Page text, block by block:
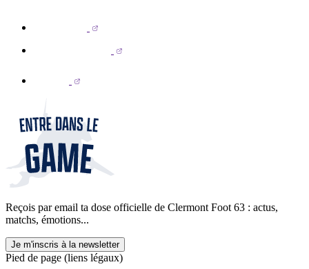
Reçois par email ta dose officielle de Clermont Foot 63 : actus,
matchs, émotions...
Je m'inscris à la newsletter
Pied de page (liens légaux)